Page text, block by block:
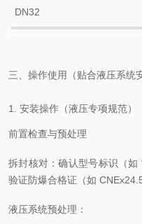
DN32
三、操作使用（贴合液压系统
1. 安装操作（液压专项规范）
前置检查与预处理
拆封核对：确认型号标识（如
验证防爆合格证（如
液压系统预处理：